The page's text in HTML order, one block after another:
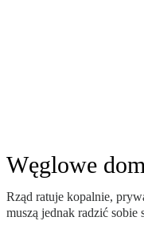
Węglowe
Rząd ratuje kopalnie,
muszą jednak radzić sobie